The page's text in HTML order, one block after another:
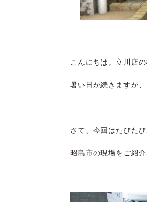
こんにちは。立川店
暑い日が続きますが
さて、今回はたびた
昭島市の現場をご紹